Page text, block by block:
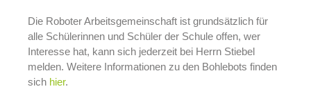
Die Roboter Arbeitsgemeinschaft ist grundsätzlich für
alle Schülerinnen und Schüler der Schule offen, wer
Interesse hat, kann sich jederzeit bei Herrn Stiebel
melden. Weitere Informationen zu den Bohlebots finden
sich hier.